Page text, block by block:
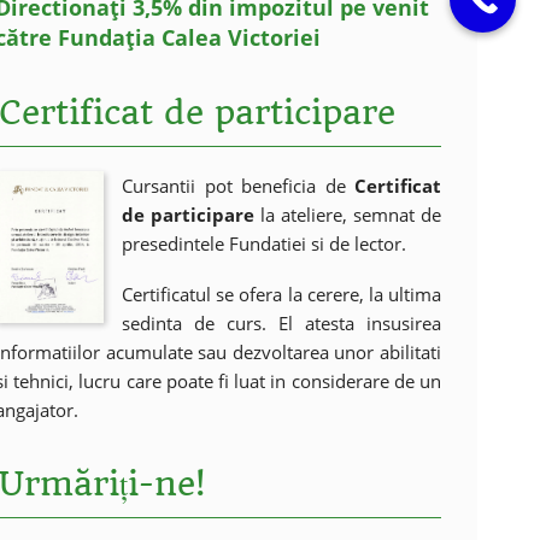
3,5% din impozitul pe venit
Fundația Calea Victoriei
Certificat de participare
Cursantii pot beneficia de Certificat
de participare la ateliere, semnat de
presedintele Fundatiei si de lector.
Certificatul se ofera la cerere, la ultima
sedinta de curs. El atesta insusirea
acumulate sau dezvoltarea unor abilitati
tehnici, lucru care poate fi luat in considerare de un
Urmăriți-ne!